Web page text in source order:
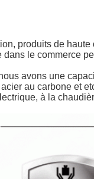
produits de
le commerce
avons une
au carbone et
à la